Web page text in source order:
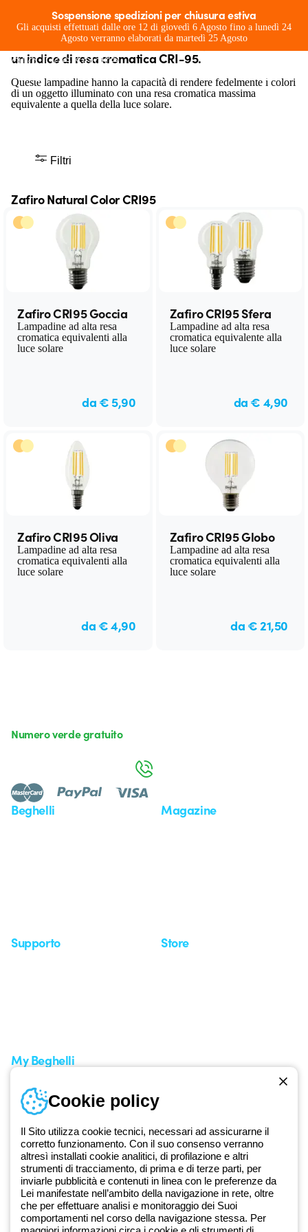
Sospensione spedizioni per chiusura estiva
Gli acquisti effettuati dalle ore 12 di giovedì 6 Agosto fino a lunedì 24
Agosto verranno elaborati da martedì 25 Agosto
Natural Color Zafiro LED
Resa cromatica massima equivalente
alla luce solare
Le lampadine Zafiro Natural Color Beghelli sono
dotate di LED a filamento di ultima generazione con
un indice di resa cromatica CRI-95.
Queste lampadine hanno la capacità di rendere fedelmente i colori
di un oggetto illuminato con una resa cromatica massima
equivalente a quella della luce solare.
Filtri
Zafiro Natural Color CRI95
Zafiro CRI95 Goccia
Lampadine ad alta resa
cromatica equivalenti alla
luce solare
da € 5,90
Zafiro CRI95 Sfera
Lampadine ad alta resa
cromatica equivalente alla
luce solare
da € 4,90
Zafiro CRI95 Oliva
Lampadine ad alta resa
cromatica equivalenti alla
luce solare
da € 4,90
Zafiro CRI95 Globo
Lampadine ad alta resa
cromatica equivalenti alla
luce solare
da € 21,50
Dal 2025 Beghelli è parte del Gruppo GEWISS, all’interno
dell’ecosistema GEWISS LightZone, dove realizziamo soluzioni di
illuminazione integrate che trasformano la complessità in semplicità,
supportando professionisti e utenti finali nella realizzazione dei loro
bisogni.Scopri di più su GEWISS
Beghelli Magazine
Supporto Store
My Beghelli
Accedi o registrati
Formazione
Documentazione e software
Iscriviti alla newsletter
Numero verde gratuito
Cookie policy
Il Sito utilizza cookie tecnici, necessari ad assicurarne il
corretto funzionamento. Con il suo consenso verranno
altresì installati cookie analitici, di profilazione e altri
strumenti di tracciamento, di prima e di terze parti, per
inviarle pubblicità e contenuti in linea con le preferenze da
Lei manifestate nell’ambito della navigazione in rete, oltre
che per effettuare analisi e monitoraggio dei Suoi
comportamenti nel corso della navigazione stessa. Per